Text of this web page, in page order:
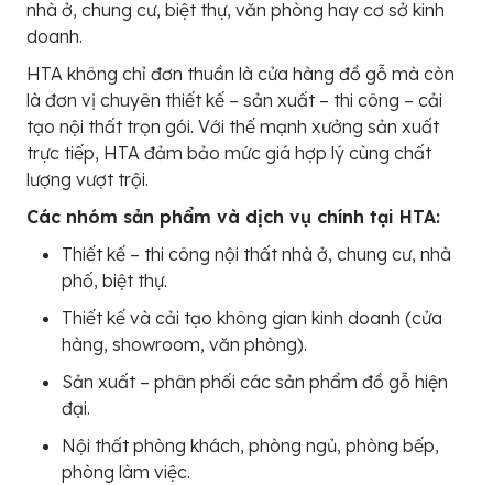
nhà ở, chung cư, biệt thự, văn phòng hay cơ sở kinh
doanh.
HTA không chỉ đơn thuần là cửa hàng đồ gỗ mà còn
là đơn vị chuyên thiết kế – sản xuất – thi công – cải
tạo nội thất trọn gói. Với thế mạnh xưởng sản xuất
trực tiếp, HTA đảm bảo mức giá hợp lý cùng chất
lượng vượt trội.
Các nhóm sản phẩm và dịch vụ chính tại HTA:
Thiết kế – thi công nội thất nhà ở, chung cư, nhà
phố, biệt thự.
Thiết kế và cải tạo không gian kinh doanh (cửa
hàng, showroom, văn phòng).
Sản xuất – phân phối các sản phẩm đồ gỗ hiện
đại.
Nội thất phòng khách, phòng ngủ, phòng bếp,
phòng làm việc.